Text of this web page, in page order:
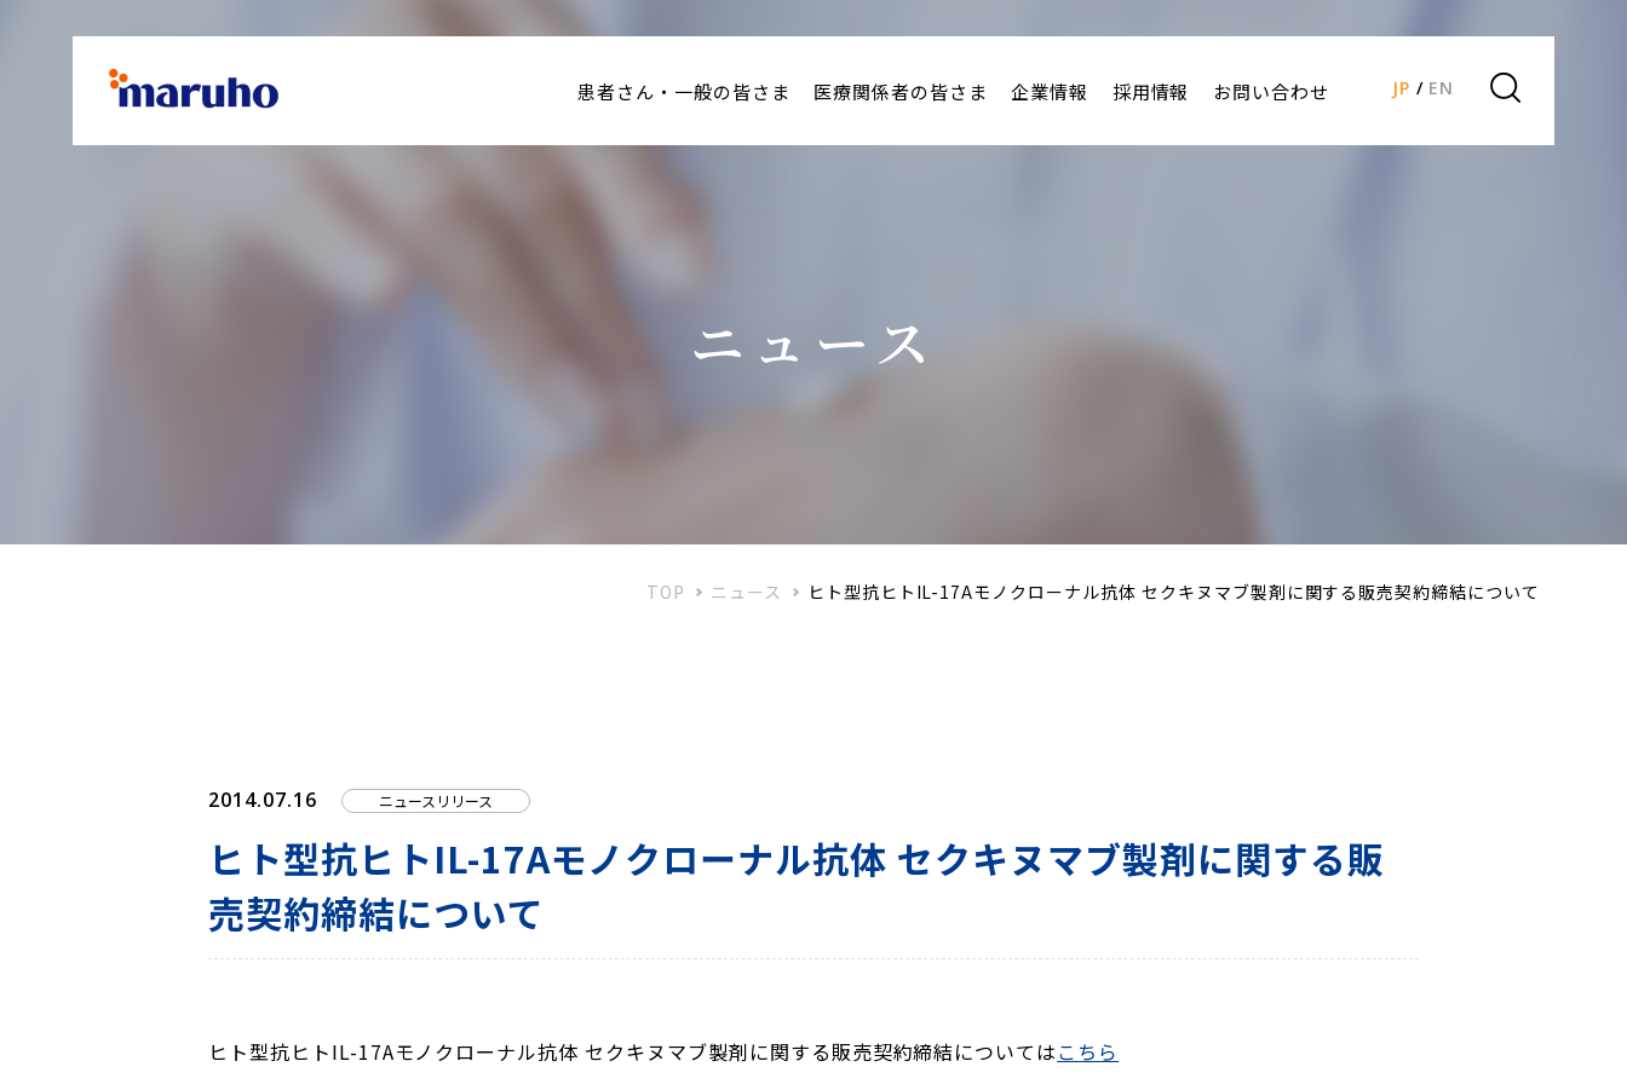
患者さん・一般の皆さま 医療関係者の皆さま 企業情報 採用情報 お問い合わせ JP EN
ニュース
TOP ニュース ヒト型抗ヒトIL-17Aモノクローナル抗体 セクキヌマブ製剤に関する販売契約締結について
2014.07.16 ニュースリリース
ヒト型抗ヒトIL-17Aモノクローナル抗体 セクキヌマブ製剤に関する販
売契約締結について
ヒト型抗ヒトIL-17Aモノクローナル抗体 セクキヌマブ製剤に関する販売契約締結についてはこちら